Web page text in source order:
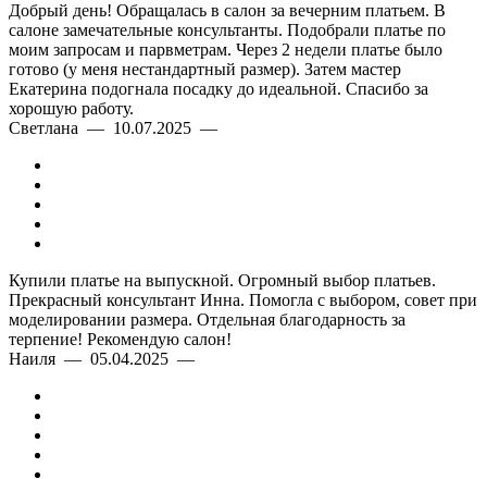
Добрый день! Обращалась в салон за вечерним платьем. В
салоне замечательные консультанты. Подобрали платье по
моим запросам и парвметрам. Через 2 недели платье было
готово (у меня нестандартный размер). Затем мастер
Екатерина подогнала посадку до идеальной. Спасибо за
хорошую работу.
Светлана — 10.07.2025 —
Купили платье на выпускной. Огромный выбор платьев.
Прекрасный консультант Инна. Помогла с выбором, совет при
моделировании размера. Отдельная благодарность за
терпение! Рекомендую салон!
Наиля — 05.04.2025 —